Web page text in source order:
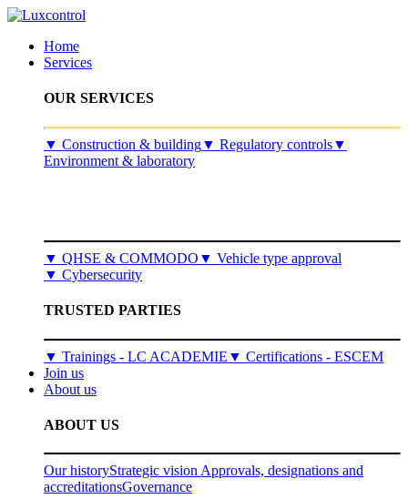
Home
Services
OUR SERVICES
​▼ Construction & building▼ Regulatory controls▼
Environment & laboratory
▼ QHSE & COMMODO ▼ Vehicle type approval
▼ Cybersecurity
TRUSTED PARTIES
▼ Trainings - LC ACADEMIE ▼ Certifications - ESCEM
Join us
About us
ABOUT US
Our historyStrategic vision Approvals, designations and
accreditationsGovernance